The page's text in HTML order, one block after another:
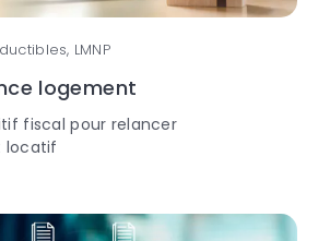
LMNP
logement
fiscal pour relancer
locatif